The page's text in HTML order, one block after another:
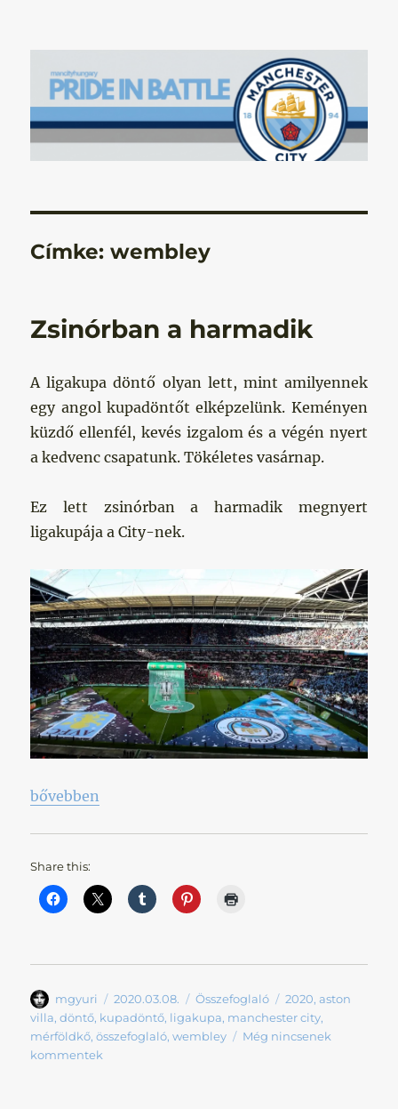
Manchester City Blog – Pride In
Battle
Címke:wembley
Zsinórban a harmadik
A ligakupa döntő olyan lett, mint amilyennek
egy angol kupadöntőt elképzelünk. Keményen
küzdő ellenfél, kevés izgalom és a végén nyert
a kedvenc csapatunk. Tökéletes vasárnap.
Ez lett zsinórban a harmadik megnyert
ligakupája a City-nek.
„Zsinórban a harmadik”
bővebben
Share this:
Szerző
mgyuri Közzétéve
2020.03.08. Kategória
Összefoglaló Címke
2020,aston
villa,döntő, kupadöntő, ligakupa, manchester city,
mérföldkő,összefoglaló,wembley
Még nincsenek
kommentek